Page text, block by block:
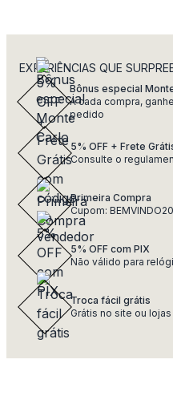
EXPERIÊNCIAS QUE
Bônus especial
A cada compra,
pedido
5% OFF + Frete
Consulte o
Primeira Compra
Cupom: BEMVINDO20
5% OFF com PIX
Não válido para
Troca fácil grátis
Grátis no site ou